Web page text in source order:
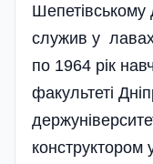
Шепетівському
служив у
по 1964 рік
факультеті
конструктором